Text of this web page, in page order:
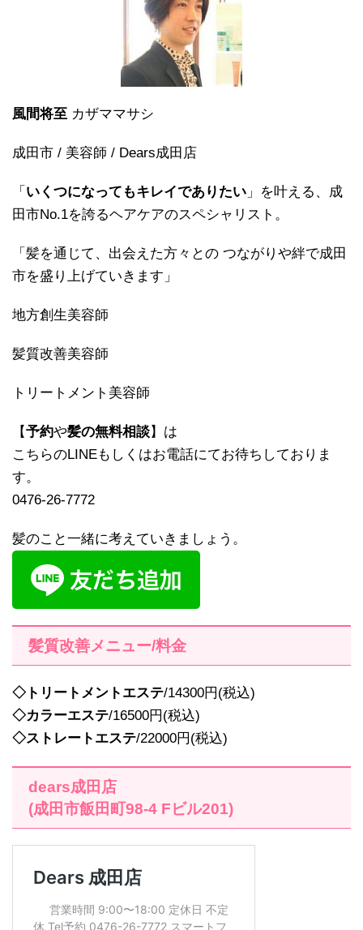
風間将至 カザママサシ
成田市 / 美容師 / Dears成田店
「 いくつになってもキレイでありたい 」を叶える、成
田市No.1を誇るヘアケアのスペシャリスト。
「髪を通じて、出会えた方々との つながりや絆で成田
市を盛り上げていきます」
地方創生美容師
髪質改善美容師
トリートメント美容師
【予約や髪の無料相談】は
こちらのLINEもしくはお電話にてお待ちしておりま
す。
0476-26-7772
髪のこと一緒に考えていきましょう。
髪質改善メニュー/料金
◇トリートメントエステ/14300円(税込)
◇カラーエステ/16500円(税込)
◇ストレートエステ/22000円(税込)
dears成田店
(成田市飯田町98-4 Fビル201)